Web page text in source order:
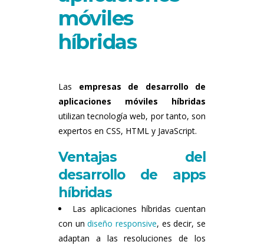
móviles
híbridas
Las empresas de desarrollo de
aplicaciones móviles híbridas
utilizan tecnología web, por tanto, son
expertos en CSS, HTML y JavaScript.
Ventajas del
desarrollo de apps
híbridas
Las aplicaciones híbridas cuentan
con undiseño responsive, es decir, se
adaptan a las resoluciones de los